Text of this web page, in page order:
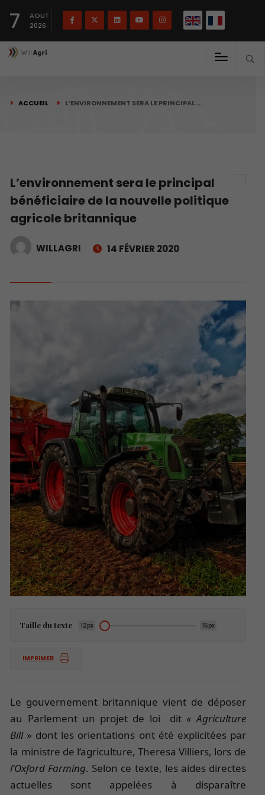
7
AOUT
2026
ACCUEIL L’ENVIRONNEMENT SERA LE PRINCIPAL…
L’environnement sera le principal
bénéficiaire de la nouvelle politique
agricole britannique
WILLAGRI 14 FÉVRIER 2020
Taille du texte 12px 15px
IMPRIMER
Le gouvernement britannique vient de déposer
au Parlement un projet de loi dit « Agriculture
Bill » dont les orientations ont été explicitées par
la ministre de l‘agriculture, Theresa Villiers, lors de
l’Oxford Farming. Selon ce texte, les aides directes
actuelles sont appelées à disparaître
Français English(English)